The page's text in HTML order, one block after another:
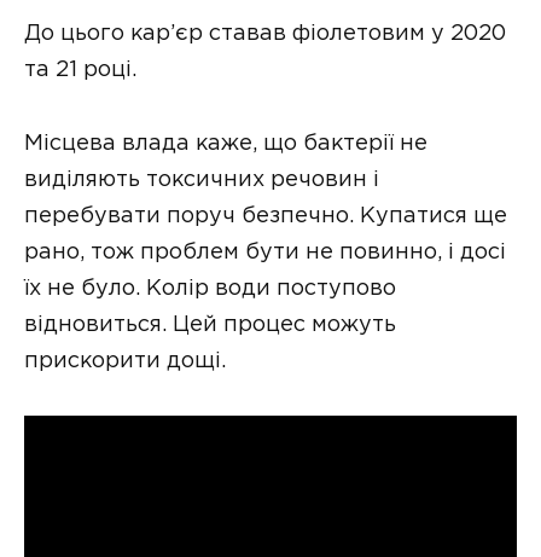
До цього кар’єр ставав фіолетовим у 2020
та 21 році.
Місцева влада каже, що бактерії не
виділяють токсичних речовин і
перебувати поруч безпечно. Купатися ще
рано, тож проблем бути не повинно, і досі
їх не було. Колір води поступово
відновиться. Цей процес можуть
прискорити дощі.